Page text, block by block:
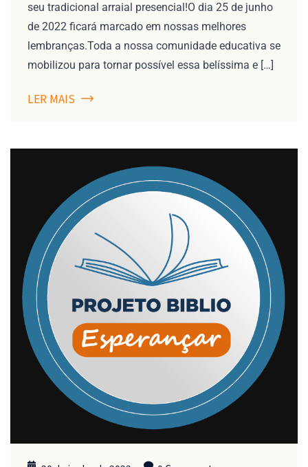
seu tradicional arraial presencial!O dia 25 de junho
de 2022 ficará marcado em nossas melhores
lembranças.Toda a nossa comunidade educativa se
mobilizou para tornar possível essa belíssima e […]
LER MAIS